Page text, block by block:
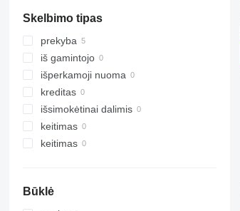
Skelbimo tipas
prekyba
iš gamintojo
išperkamoji nuoma
kreditas
išsimokėtinai dalimis
keitimas
keitimas
Būklė